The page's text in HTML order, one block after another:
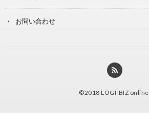
お問い合わせ
©2018 LOGI-BIZ online